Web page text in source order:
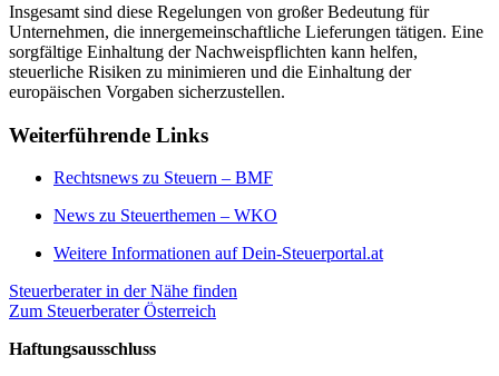
Insgesamt sind diese Regelungen von großer Bedeutung für
Unternehmen, die innergemeinschaftliche Lieferungen tätigen. Eine
sorgfältige Einhaltung der Nachweispflichten kann helfen,
steuerliche Risiken zu minimieren und die Einhaltung der
europäischen Vorgaben sicherzustellen.
Weiterführende Links
Rechtsnews zu Steuern – BMF
News zu Steuerthemen – WKO
Weitere Informationen auf Dein-Steuerportal.at
Steuerberater in der Nähe finden
Zum Steuerberater Österreich
Haftungsausschluss